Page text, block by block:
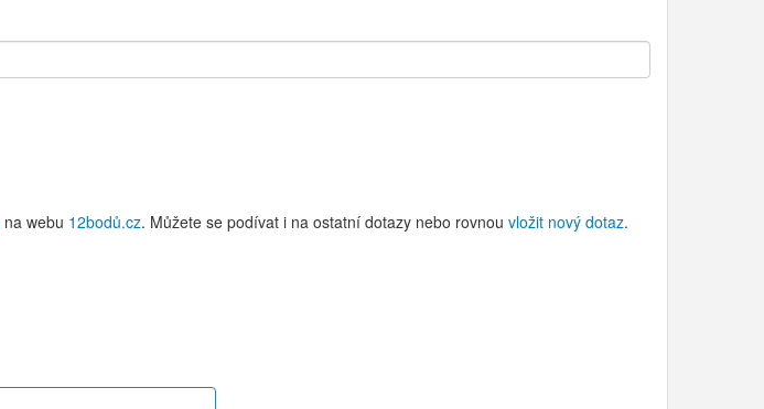
na webu 12bodů.cz. Můžete se podívat i na ostatní dotazy nebo rovnou vložit nový dotaz.